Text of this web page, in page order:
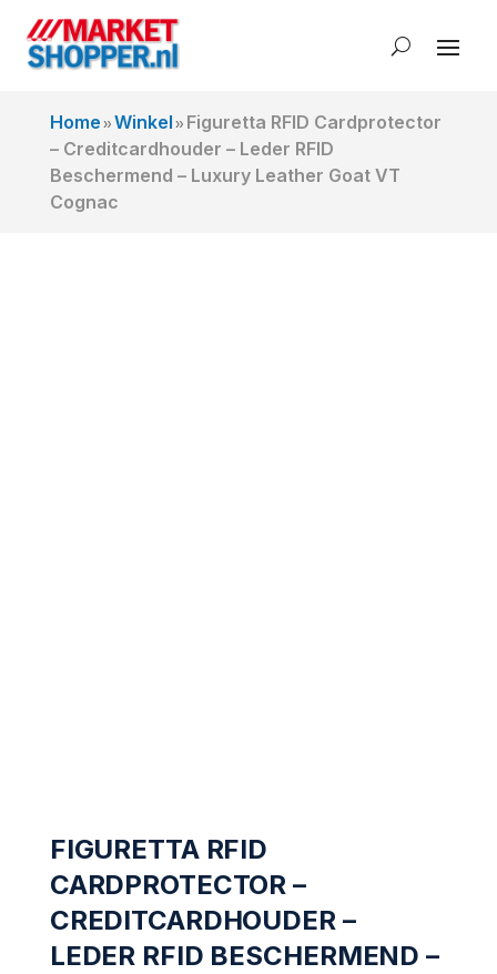
Home»Winkel» Figuretta RFID Cardprotector
– Creditcardhouder – Leder RFID
Beschermend – Luxury Leather Goat VT
Cognac
FIGURETTA RFID
CARDPROTECTOR –
CREDITCARDHOUDER –
LEDER RFID BESCHERMEND –